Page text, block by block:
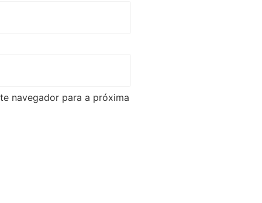
navegador para a próxima